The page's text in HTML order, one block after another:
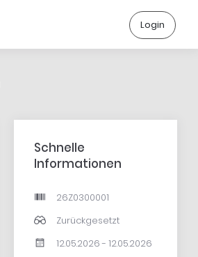
Login
Schnelle
Informationen
26Z0300001
Zurückgesetzt
12.05.2026 - 12.05.2026